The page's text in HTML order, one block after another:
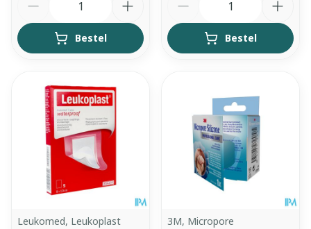
Bestel Bestel
Leukomed, Leukoplast
3M, Micropore